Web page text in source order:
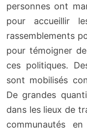
personnes ont
pour accueillir
rassemblements
pour témoigner
ces politiques.
sont mobilisés
De grandes
dans les lieux de
communautés